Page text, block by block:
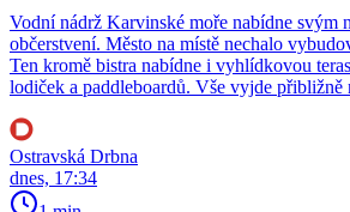
Vodní nádrž Karvinské moře nabídne svým
občerstvení. Město na místě nechalo
Ten kromě bistra nabídne i vyhlídkovou
lodiček a paddleboardů. Vše vyjde
Ostravská Drbna
dnes, 17:34